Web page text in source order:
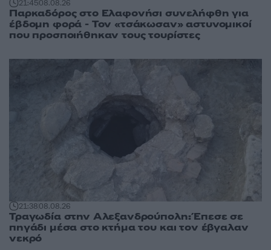
21:4508.08.26
Παρκαδόρος στο Ελαφονήσι συνελήφθη για
έβδομη φορά - Τον «τσάκωσαν» αστυνομικοί
που προσποιήθηκαν τους τουρίστες
21:3808.08.26
Τραγωδία στην Αλεξανδρούπολη: Έπεσε σε
πηγάδι μέσα στο κτήμα του και τον έβγαλαν
νεκρό